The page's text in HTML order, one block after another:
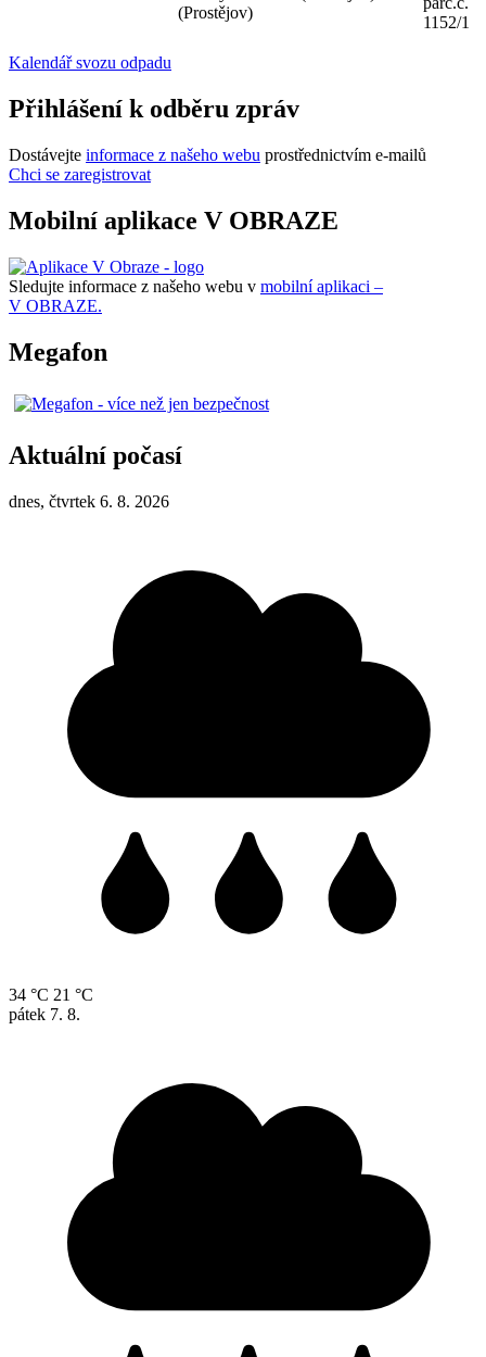
(Prostějov)
1152/1
Kalendář svozu odpadu
Přihlášení k odběru zpráv
Dostávejte informace z našeho webu prostřednictvím e-mailů
Chci se zaregistrovat
Mobilní aplikace V OBRAZE
Sledujte informace z našeho webu v mobilní aplikaci –
V OBRAZE.
Megafon
Aktuální počasí
dnes, čtvrtek 6. 8. 2026
34 °C 21 °C
pátek 7. 8.